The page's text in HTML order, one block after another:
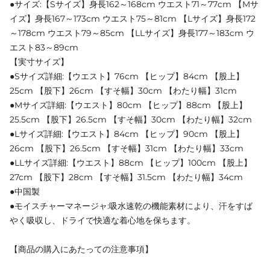
●サイズ:【Sサイズ】身長162～168cm ウエスト71～77cm 【Mサ
イズ】身長167～173cm ウエスト75～81cm 【Lサイズ】身長172
～178cm ウエスト79～85cm 【LLサイズ】身長177～183cm ウ
エスト83～89cm
【実寸サイズ】
●Sサイズ詳細:【ウエスト】76cm 【ヒップ】84cm 【股上】
25cm 【股下】26cm 【すそ幅】30cm 【わたり幅】31cm
●Mサイズ詳細:【ウエスト】80cm 【ヒップ】88cm 【股上】
25.5cm 【股下】26.5cm 【すそ幅】30cm 【わたり幅】32cm
●Lサイズ詳細:【ウエスト】84cm 【ヒップ】90cm 【股上】
26cm 【股下】26.5cm 【すそ幅】31cm 【わたり幅】33cm
●LLサイズ詳細:【ウエスト】88cm 【ヒップ】100cm 【股上】
27cm 【股下】28cm 【すそ幅】31.5cm 【わたり幅】34cm
●中国製
●モイスチャーマネージャ:吸水速乾の機能素材により、汗をすば
やく吸収し、ドライで快適な着心地を保ちます。
【商品の購入にあたっての注意事項】